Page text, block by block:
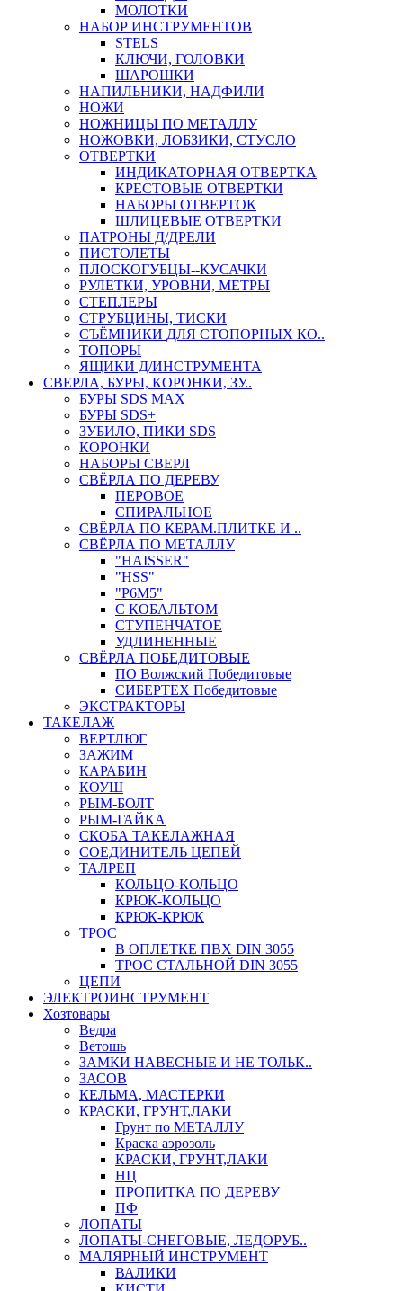
МОЛОТКИ
НАБОР ИНСТРУМЕНТОВ
STELS
КЛЮЧИ, ГОЛОВКИ
ШАРОШКИ
НАПИЛЬНИКИ, НАДФИЛИ
НОЖИ
НОЖНИЦЫ ПО МЕТАЛЛУ
НОЖОВКИ, ЛОБЗИКИ, СТУСЛО
ОТВЕРТКИ
ИНДИКАТОРНАЯ ОТВЕРТКА
КРЕСТОВЫЕ ОТВЕРТКИ
НАБОРЫ ОТВЕРТОК
ШЛИЦЕВЫЕ ОТВЕРТКИ
ПАТРОНЫ Д/ДРЕЛИ
ПИСТОЛЕТЫ
ПЛОСКОГУБЦЫ--КУСАЧКИ
РУЛЕТКИ, УРОВНИ, МЕТРЫ
СТЕПЛЕРЫ
СТРУБЦИНЫ, ТИСКИ
СЪЁМНИКИ ДЛЯ СТОПОРНЫХ КО..
ТОПОРЫ
ЯЩИКИ Д/ИНСТРУМЕНТА
СВЕРЛА, БУРЫ, КОРОНКИ, ЗУ..
БУРЫ SDS MAX
БУРЫ SDS+
ЗУБИЛО, ПИКИ SDS
КОРОНКИ
НАБОРЫ СВЕРЛ
СВЁРЛА ПО ДЕРЕВУ
ПЕРОВОЕ
СПИРАЛЬНОЕ
СВЁРЛА ПО КЕРАМ.ПЛИТКЕ И ..
СВЁРЛА ПО МЕТАЛЛУ
"HAISSER"
"HSS"
"Р6М5"
С КОБАЛЬТОМ
СТУПЕНЧАТОЕ
УДЛИНЕННЫЕ
СВЁРЛА ПОБЕДИТОВЫЕ
ПО Волжский Победитовые
СИБЕРТЕХ Победитовые
ЭКСТРАКТОРЫ
ТАКЕЛАЖ
ВЕРТЛЮГ
ЗАЖИМ
КАРАБИН
КОУШ
РЫМ-БОЛТ
РЫМ-ГАЙКА
СКОБА ТАКЕЛАЖНАЯ
СОЕДИНИТЕЛЬ ЦЕПЕЙ
ТАЛРЕП
КОЛЬЦО-КОЛЬЦО
КРЮК-КОЛЬЦО
КРЮК-КРЮК
ТРОС
В ОПЛЕТКЕ ПВХ DIN 3055
ТРОС СТАЛЬНОЙ DIN 3055
ЦЕПИ
ЭЛЕКТРОИНСТРУМЕНТ
Хозтовары
Ведра
Ветошь
ЗАМКИ НАВЕСНЫЕ И НЕ ТОЛЬК..
ЗАСОВ
КЕЛЬМА, МАСТЕРКИ
КРАСКИ, ГРУНТ,ЛАКИ
Грунт по МЕТАЛЛУ
Краска аэрозоль
КРАСКИ, ГРУНТ,ЛАКИ
НЦ
ПРОПИТКА ПО ДЕРЕВУ
ПФ
ЛОПАТЫ
ЛОПАТЫ-СНЕГОВЫЕ, ЛЕДОРУБ..
МАЛЯРНЫЙ ИНСТРУМЕНТ
ВАЛИКИ